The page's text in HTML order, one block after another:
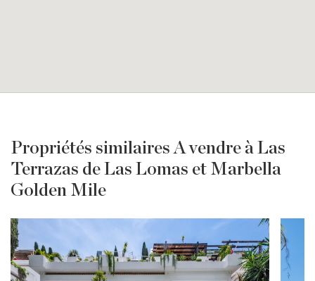
Propriétés similaires A vendre à Las
Terrazas de Las Lomas et Marbella
Golden Mile